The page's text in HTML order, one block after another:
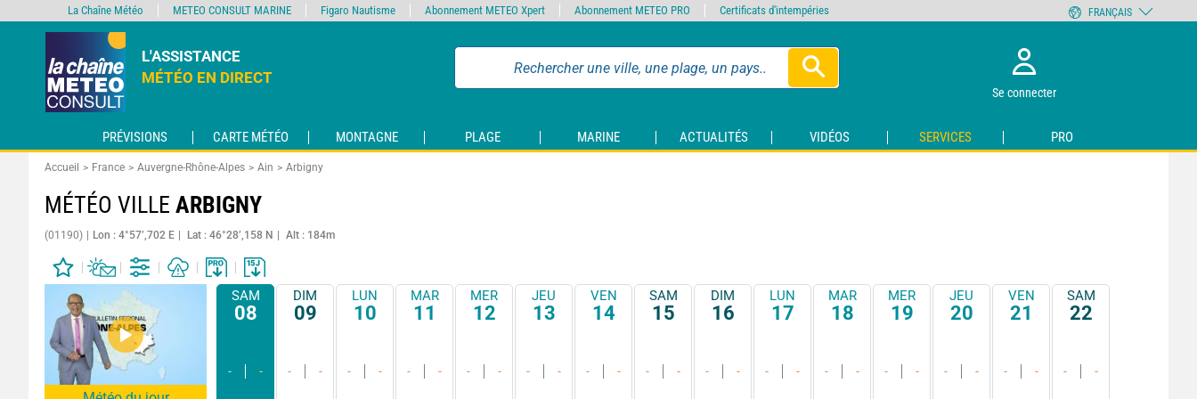
L'ASSISTANCE
MÉTÉO EN DIRECT
Se connecter
PRÉVISIONS CARTE MÉTÉO MONTAGNE PLAGE MARINE ACTUALITÉS VIDÉOS SERVICES PRO
Accueil France Auvergne-Rhône-Alpes Ain Arbigny
MÉTÉO VILLE ARBIGNY
(01190) Lon : 4°57’,702 E Lat : 46°28’,158 N Alt : 184m
SAM
08
- -
DIM
09
- -
LUN
10
- -
MAR
11
- -
MER
12
- -
JEU
13
- -
VEN
14
- -
SAM
15
- -
DIM
16
- -
LUN
17
- -
MAR
18
- -
MER
19
- -
JEU
20
- -
VEN
21
- -
SAM
22
- -
La Chaîne Météo METEO CONSULT MARINE Figaro Nautisme Abonnement METEO Xpert Abonnement METEO PRO Certificats d'intempéries FRANÇAIS